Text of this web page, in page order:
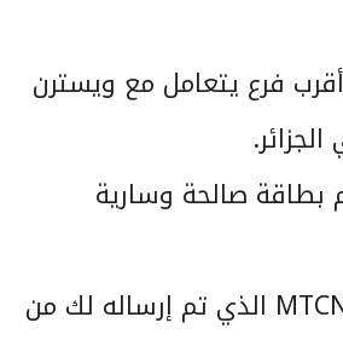
فرع يتعامل مع ويسترن
بطاقة صالحة وسارية
قدّم رقم MTCN الذي تم إرساله لك من